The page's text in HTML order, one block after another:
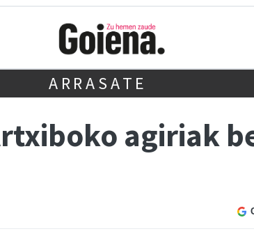
ARRASATE
agiriak